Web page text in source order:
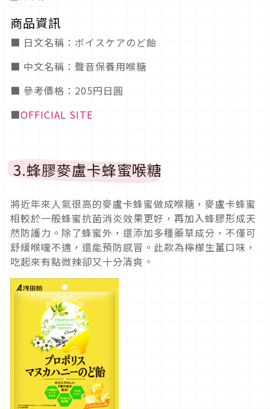
商品資訊
■ 日文名稱：ボイスケアのど飴
■ 中文名稱：聲音保養用喉糖
■ 參考價格：205円日圓
■OFFICIAL SITE
3.蜂膠麥盧卡蜂蜜喉糖
將近年來人氣很高的麥盧卡蜂蜜做成喉糖，麥盧卡蜂蜜
相較於一般蜂蜜抗菌消炎效果更好，再加入蜂膠形成天
然防護力。除了蜂蜜外，還添加多種藥草成分，不僅可
舒緩喉嚨不適，還能預防感冒。此款為檸檬生薑口味，
吃起來有點微辣卻又十分清爽。